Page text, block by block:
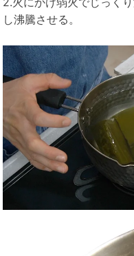
し沸騰させる。